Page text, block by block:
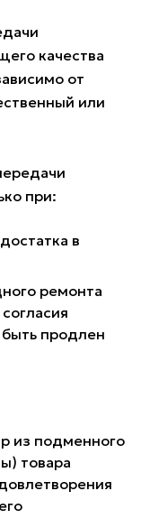
качества
от
или
при:
в
ремонта
продлен
из подменного
товара